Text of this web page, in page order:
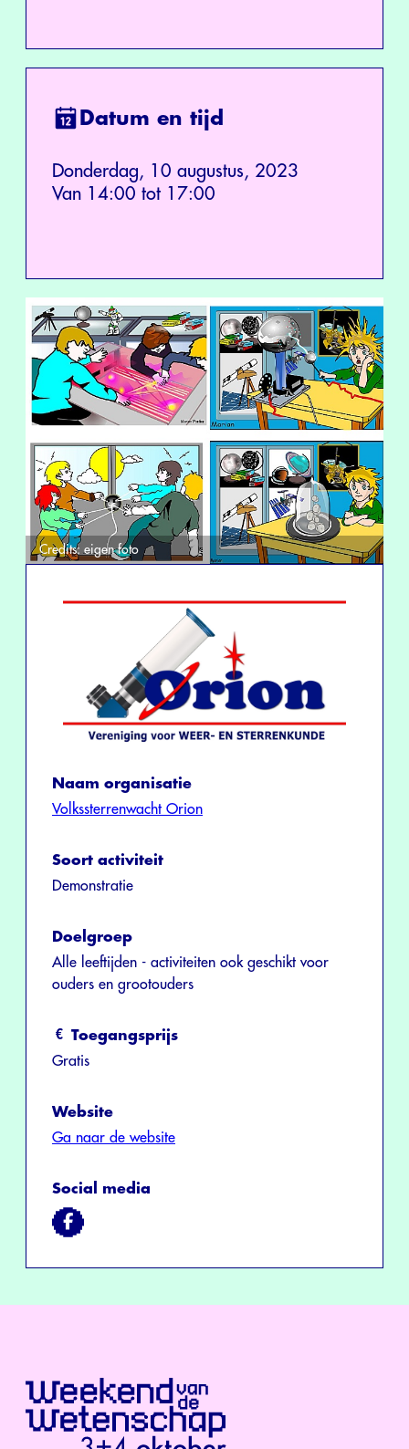
Datum en tijd
Donderdag, 10 augustus, 2023
Van 14:00 tot 17:00
Credits: eigen foto
Naam organisatie
Volkssterrenwacht Orion
Soort activiteit
Demonstratie
Doelgroep
Alle leeftijden - activiteiten ook geschikt voor
ouders en grootouders
Toegangsprijs
Gratis
Website
Ga naar de website
Social media